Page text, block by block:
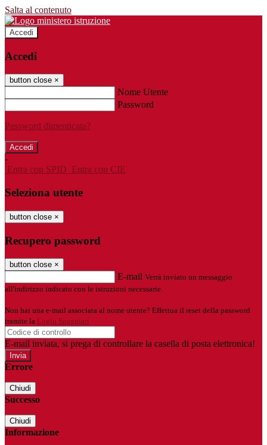
Salta al contenuto
Accedi
Accedi
button close ×
Nome Utente
Password
Password dimenticata?
-
Entra con SPID Entra con CIE
Seleziona utente
button close ×
Recupero password
button close ×
E-mail Verrà inviato un messaggio
all'indirizzo indicato con le istruzioni necessarie.
Non hai una e-mail associata al nome utente? Effettua il reset della password
tramite la Login Spaggiari
E-mail inviata, si prega di controllare la casella di posta elettronica!
Errore
Chiudi
Successo
Chiudi
Informazione